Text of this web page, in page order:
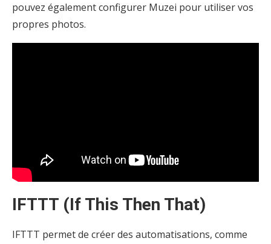
pouvez également configurer Muzei pour utiliser vos
propres photos.
IFTTT (If This Then That)
IFTTT permet de créer des automatisations, comme